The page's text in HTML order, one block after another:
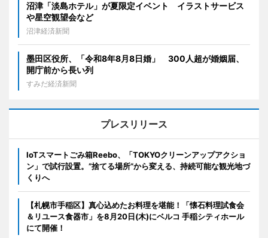
沼津「淡島ホテル」が夏限定イベント イラストサービス
や星空観望会など
沼津経済新聞
墨田区役所、「令和8年8月8日婚」 300人超が婚姻届、
開庁前から長い列
すみだ経済新聞
プレスリリース
IoTスマートごみ箱Reebo、「TOKYOクリーンアップアクショ
ン」で試行設置。”捨てる場所”から変える、持続可能な観光地づ
くりへ
【札幌市手稲区】真心込めたお料理を堪能！「懐石料理試食会
＆リユース食器市」を8月20日(木)にベルコ 手稲シティホール
にて開催！